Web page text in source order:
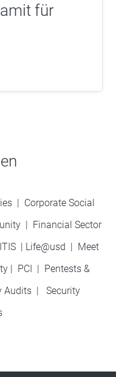
für
| Corporate Social
| Financial Sector
| Life@usd | Meet
| PCI | Pentests &
Audits| Security